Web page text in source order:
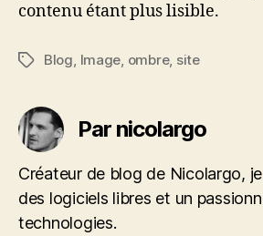
contenu étant plus lisible.
Étiquettes
Blog, Image, ombre, site
Par nicolargo
Créateur de blog de Nicolargo,
des logiciels libres et un
technologies.